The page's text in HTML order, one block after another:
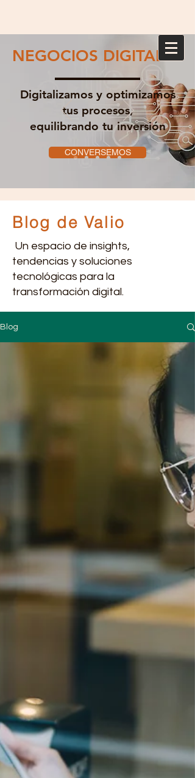
NEGOCIOS DIGITALES
Digitalizamos y optimizamos
tus procesos,
equilibrando tu inversión
CONVERSEMOS
Blog de Valio
Un espacio de insights,
tendencias y soluciones
tecnológicas para la
transformación digital.
Blog